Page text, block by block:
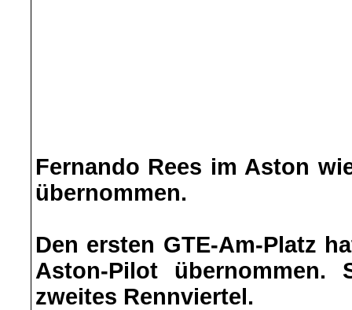
Fernando Rees im Aston
übernommen.
Den ersten GTE-Am-Platz
Aston-Pilot
zweites Rennviertel.